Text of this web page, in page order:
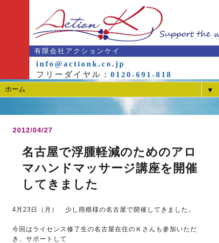
有限会社アクションケイ
info@actionk.co.jp
フリーダイヤル： 0120-691-818
▼
2012/04/27
名古屋で浮腫軽減のためのアロ
マハンドマッサージ講座を開催
してきました
4月23日（月） 少し雨模様の名古屋で開催してきました。
今回はライセンス修了生の名古屋在住のＫさんも参加いただ
き、サポートして